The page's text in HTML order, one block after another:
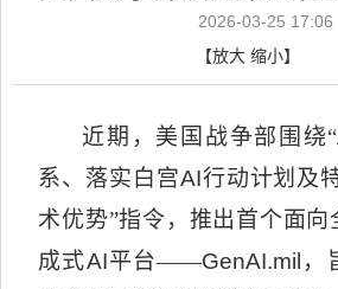
2026-03-25 17:06
【放大 缩小】
近期，美国战争部围绕“
系、落实白宫AI行动计划及
术优势”指令，推出首个面向
成式AI平台——GenAI.mil ，